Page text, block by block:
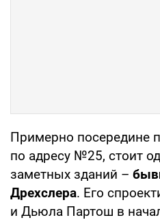
Примерно посередине
по адресу №25, стоит
заметных зданий –
Дрехслера. Его
и Дьюла Партош в